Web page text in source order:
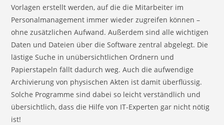
Vorlagen erstellt werden, auf die die Mitarbeiter im
Personalmanagement immer wieder zugreifen können –
ohne zusätzlichen Aufwand. Außerdem sind alle wichtigen
Daten und Dateien über die Software zentral abgelegt. Die
lästige Suche in unübersichtlichen Ordnern und
Papierstapeln fällt dadurch weg. Auch die aufwendige
Archivierung von physischen Akten ist damit überflüssig.
Solche Programme sind dabei so leicht verständlich und
übersichtlich, dass die Hilfe von IT-Experten gar nicht nötig
ist!